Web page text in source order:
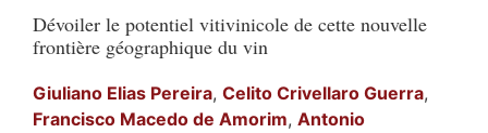
Dévoiler le potentiel vitivinicole de cette nouvelle
frontière géographique du vin
Giuliano Elias Pereira, Celito Crivellaro Guerra,
Francisco Macedo de Amorim, Antonio